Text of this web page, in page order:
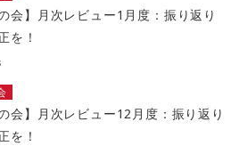
会】月次レビュー1月度：振り返り
を！
会】月次レビュー12月度：振り返り
を！